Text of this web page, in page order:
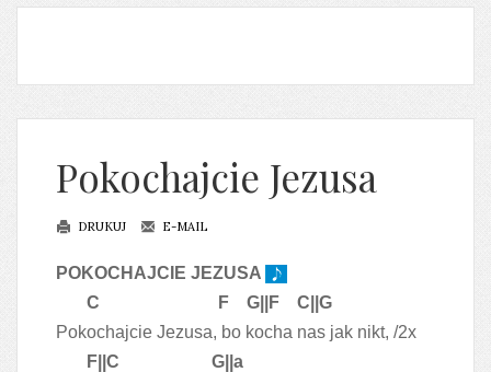
Pokochajcie Jezusa
DRUKUJ E-MAIL
POKOCHAJCIE JEZUSA
C F G||F C||G
Pokochajcie Jezusa, bo kocha nas jak nikt, /2x
F||C G||a